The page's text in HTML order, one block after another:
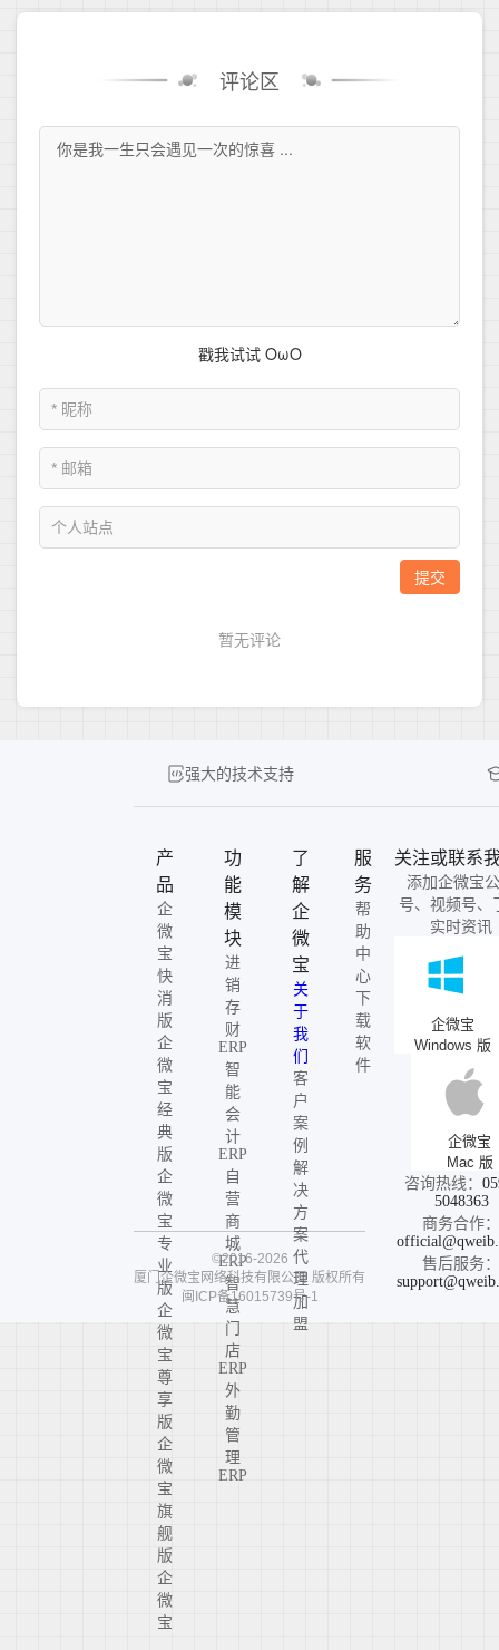
评论区
强大的技术支持
产
品
企
微
宝
快
消
版
企
微
宝
经
典
版
企
微
宝
专
业
版
企
微
宝
尊
享
版
企
微
宝
旗
舰
版
企
微
宝
功
能
模
块
进
销
存
财
ERP
智
能
会
计
ERP
自
营
商
城
ERP
智
慧
门
店
ERP
外
勤
管
理
ERP
了
解
企
微
宝
关
于
我
们
客
户
案
例
解
决
方
案
代
理
加
盟
服
务
帮
助
中
心
下
载
软
件
关注或联系
添加企微宝
号、视频号、
实时资讯
企微宝
Windows 版
企微宝
Mac 版
咨询热线：
5048363
商务合作：
售后服务：
©2016-2026
厦门企微宝网络科技有限公司 版权所有
闽ICP备16015739号-1